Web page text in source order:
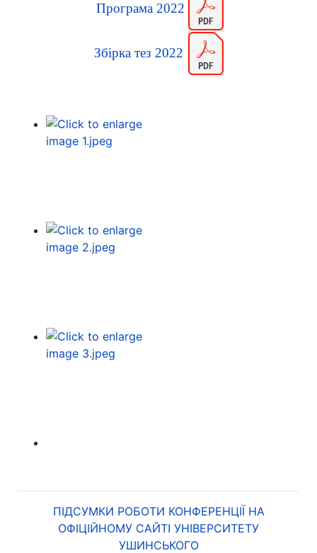
Програма 2022
Збірка тез 2022
ПІДСУМКИ РОБОТИ КОНФЕРЕНЦІЇ НА
ОФІЦІЙНОМУ САЙТІ УНІВЕРСИТЕТУ
УШИНСЬКОГО